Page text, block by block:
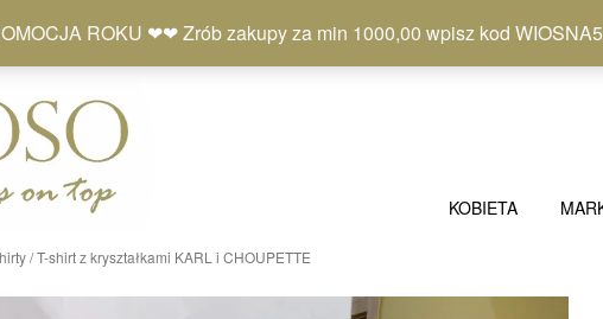
ROKU ❤❤ Zrób zakupy za min 1000,00 wpisz kod
KOBIETA
/ T-shirt z kryształkami KARL i CHOUPETTE